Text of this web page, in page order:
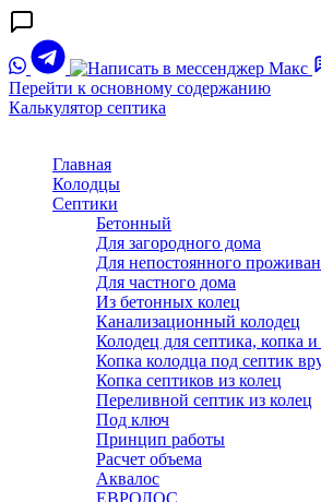
Перейти к основному содержанию
Калькулятор септика
Главная
Колодцы
Септики
Бетонный
Для загородного дома
Для непостоянного
Для частного дома
Из бетонных колец
Канализационный колодец
Колодец для септика, копка
Копка колодца под септик
Копка септиков из колец
Переливной септик из колец
Под ключ
Принцип работы
Расчет объема
Аквалос
ЕВРОЛОС